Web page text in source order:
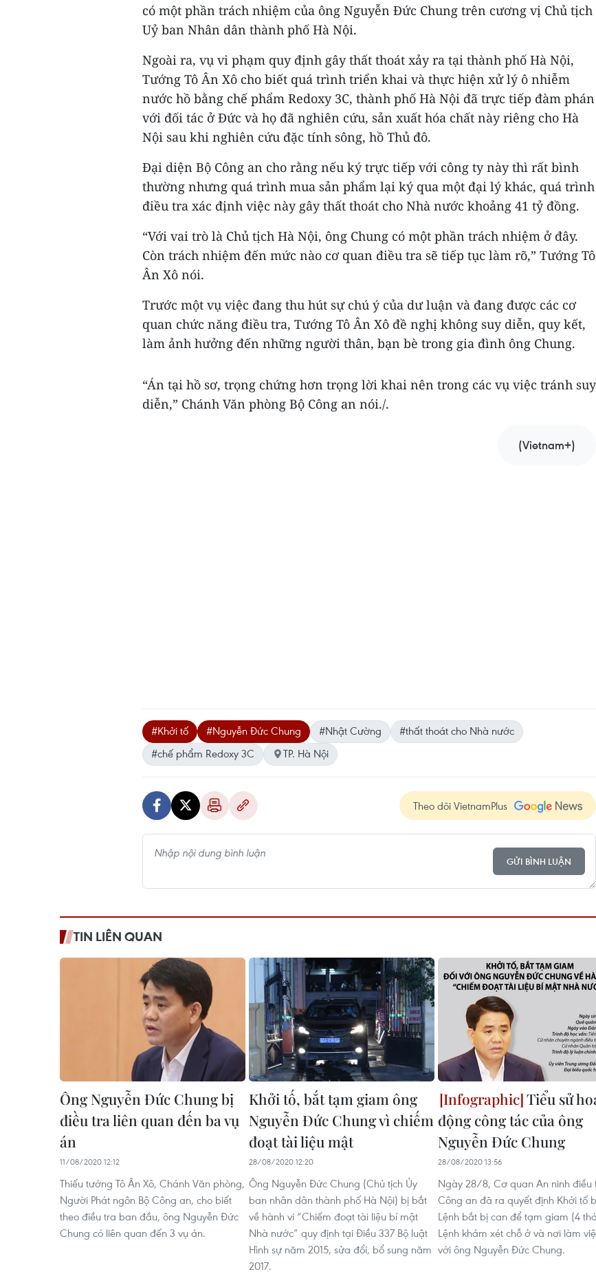
có một phần trách nhiệm của ông Nguyễn Đức Chung trên cương vị Chủ tịch
Uỷ ban Nhân dân thành phố Hà Nội.
Ngoài ra, vụ vi phạm quy định gây thất thoát xảy ra tại thành phố Hà Nội,
Tướng Tô Ân Xô cho biết quá trình triển khai và thực hiện xử lý ô nhiễm
nước hồ bằng chế phẩm Redoxy 3C, thành phố Hà Nội đã trực tiếp đàm phán
với đối tác ở Đức và họ đã nghiên cứu, sản xuất hóa chất này riêng cho Hà
Nội sau khi nghiên cứu đặc tính sông, hồ Thủ đô.
Đại diện Bộ Công an cho rằng nếu ký trực tiếp với công ty này thì rất bình
thường nhưng quá trình mua sản phẩm lại ký qua một đại lý khác, quá trình
điều tra xác định việc này gây thất thoát cho Nhà nước khoảng 41 tỷ đồng.
“Với vai trò là Chủ tịch Hà Nội, ông Chung có một phần trách nhiệm ở đây.
Còn trách nhiệm đến mức nào cơ quan điều tra sẽ tiếp tục làm rõ,” Tướng Tô
Ân Xô nói.
Trước một vụ việc đang thu hút sự chú ý của dư luận và đang được các cơ
quan chức năng điều tra, Tướng Tô Ân Xô đề nghị không suy diễn, quy kết,
làm ảnh hưởng đến những người thân, bạn bè trong gia đình ông Chung.
“Án tại hồ sơ, trọng chứng hơn trọng lời khai nên trong các vụ việc tránh suy
diễn,” Chánh Văn phòng Bộ Công an nói./.
(Vietnam+)
#Khởi tố #Nguyễn Đức Chung #Nhật Cường
#thất thoát cho Nhà nước
#chế phẩm Redoxy 3C
TP. Hà Nội
Theo dõi VietnamPlus
GỬI BÌNH LUẬN
TIN LIÊN QUAN
Ông Nguyễn Đức Chung bị
điều tra liên quan đến ba vụ
án
11/08/2020 12:12
Thiếu tướng Tô Ân Xô, Chánh Văn phòng,
Người Phát ngôn Bộ Công an, cho biết
theo điều tra ban đầu, ông Nguyễn Đức
Chung có liên quan đến 3 vụ án.
Khởi tố, bắt tạm giam ông
Nguyễn Đức Chung vì chiếm
đoạt tài liệu mật
28/08/2020 12:20
Ông Nguyễn Đức Chung (Chủ tịch Ủy
ban nhân dân thành phố Hà Nội) bị bắt
về hành vi “Chiếm đoạt tài liệu bí mật
Nhà nước” quy định tại Điều 337 Bộ luật
Hình sự năm 2015, sửa đổi, bổ sung năm
2017.
Tiểu sử
động công tác của ông
Nguyễn Đức Chung
28/08/2020 13:56
Ngày 28/8, Cơ quan An ninh điều
Công an đã ra quyết định Khởi tố
Lệnh bắt bị can để tạm giam (4
Lệnh khám xét chỗ ở và nơi làm
với ông Nguyễn Đức Chung.